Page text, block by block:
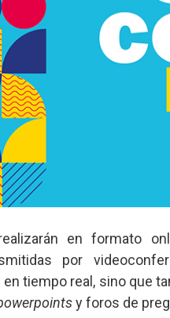
en formato
por
tiempo real, sino que
y foros de